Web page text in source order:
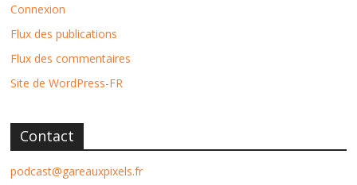
Connexion
Flux des publications
Flux des commentaires
Site de WordPress-FR
Contact
podcast@gareauxpixels.fr